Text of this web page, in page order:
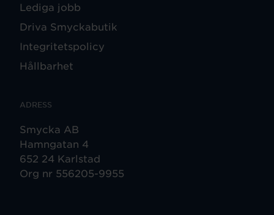
Lediga jobb
Driva Smyckabutik
Integritetspolicy
Hållbarhet
ADRESS
Smycka AB
Hamngatan 4
652 24 Karlstad
Org nr 556205-9955